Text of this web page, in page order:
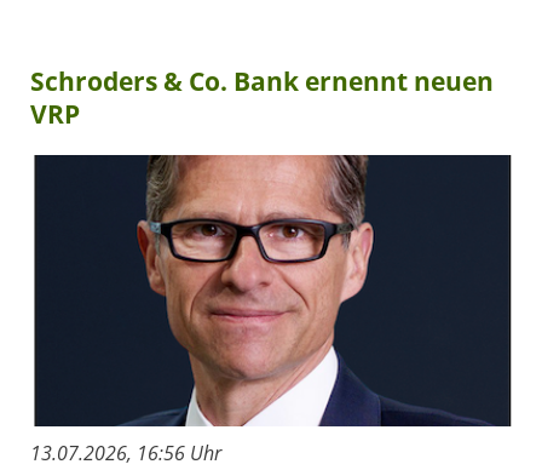
Schroders & Co. Bank ernennt neuen
VRP
13.07.2026, 16:56 Uhr